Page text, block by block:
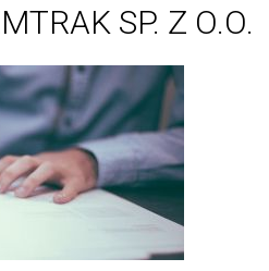
SP. Z O.O.